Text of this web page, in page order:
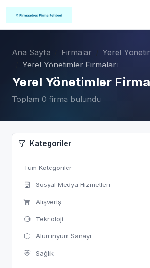
Ana Sayfa Firmalar
Yerel
Yerel Yönetimler Firmaları
Yerel Yönetimler
Toplam 0 firma bulundu
Kategoriler
Tüm Kategoriler
Sosyal Medya Hizmetleri
Alışveriş
Teknoloji
Alüminyum Sanayi
Sağlık